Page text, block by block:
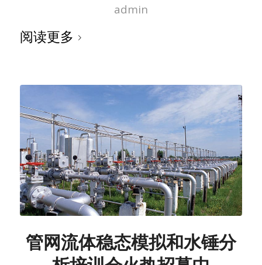
admin
阅读更多
管网流体稳态模拟和水锤分